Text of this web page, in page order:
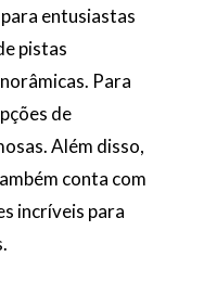
entusiastas
pistas
Para
de
Além disso,
conta com
incríveis para